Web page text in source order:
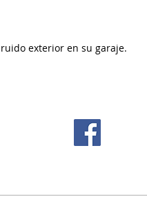
exterior en su garaje.